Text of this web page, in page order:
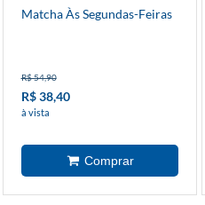
Matcha Às Segundas-Feiras
R$ 54,90
R$ 38,40
à vista